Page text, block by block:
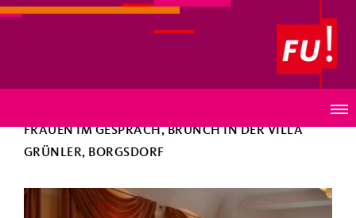
ZURÜCK
FRAUEN IM GESPRÄCH, BRUNCH IN DER VILLA
GRÜNLER, BORGSDORF